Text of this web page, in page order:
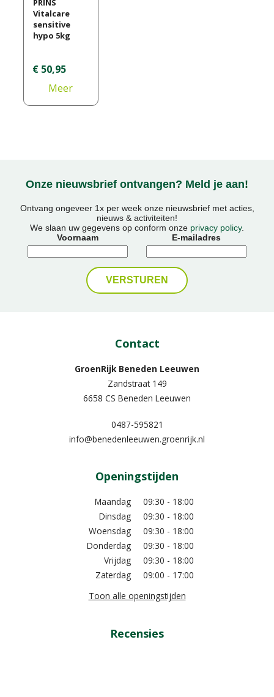
PRINS
Vitalcare
sensitive
hypo 5kg
€ 50,95
Meer
informatie
Onze nieuwsbrief ontvangen? Meld je aan!
Ontvang ongeveer 1x per week onze nieuwsbrief met acties,
nieuws & activiteiten!
We slaan uw gegevens op conform onze privacy policy.
Voornaam
E-mailadres
Contact
GroenRijk Beneden Leeuwen​
Zandstraat 149
6658 CS Beneden Leeuwen
0487-595821
info@benedenleeuwen.groenrijk.nl
Openingstijden
Maandag
09:30 - 18:00
Dinsdag
09:30 - 18:00
Woensdag
09:30 - 18:00
Donderdag
09:30 - 18:00
Vrijdag
09:30 - 18:00
Zaterdag
09:00 - 17:00
Toon alle openingstijden
Recensies